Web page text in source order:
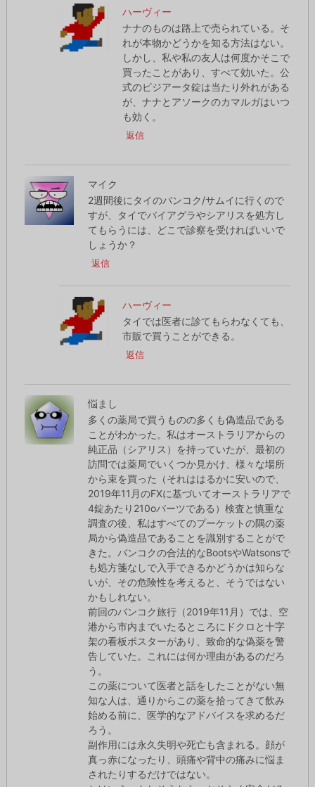
ハーヴィー
ナナのものは路上で売られている。そ
れが本物かどうかを知る方法はない。
しかし、私や私の友人は何度かそこで
買ったことがあり、すべて効いた。公
式のビジアータ錠は当たり外れがある
が、ナナとアソークのカマルガはいつ
も効く。
返信
マイク
2週間後にタイのバンコク/サムイに行くので
すが、タイでバイアグラやシアリスを処方し
てもらうには、どこで診察を受ければいいで
しょうか？
返信
ハーヴィー
タイでは医者に診てもらわなくても、
市販で買うことができる。
返信
悩まし
多くの薬局で買うものの多くも偽造品である
ことがわかった。私はオーストラリアからの
純正品（シアリス）を持っていたが、最初の
訪問では薬局でいくつか見かけ、様々な場所
から束を買った（それははるかに安いので、
2019年11月のFXに基づいてオーストラリアで
4錠あたり210oバーツである）検査と慎重な
調査の後、私はすべてのプーケットの隅の薬
局から偽造品であることを識別することがで
きた。バンコクの合法的なBootsやWatsonsで
も処方箋なしで入手できるかどうかは知らな
いが、その危険性を考えると、そうではない
かもしれない。
前回のバンコク旅行（2019年11月）では、空
港から市内までいたるところにドクロと十字
架の看板ポスターがあり、致命的な偽薬を警
告していた。これには何か理由があるのだろ
う。
この薬について医者と話をしたことがない無
知な人は、通りからこの薬を拾ってきて飲み
始める前に、医学的なアドバイスを求めるだ
ろう。
副作用には永久失明や死亡も含まれる。顔が
真っ赤になったり、頭痛や背中の痛みに悩ま
されたりするだけではない。